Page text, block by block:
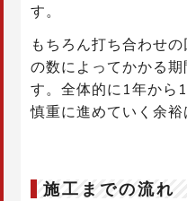
す。
もちろん打ち合わせ
の数によってかかる
す。全体的に1年から
慎重に進めていく余裕
施工までの流れ